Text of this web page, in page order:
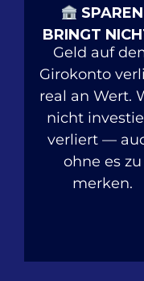
SPAREN
BRINGT
Geld auf
Girokonto
real an Wert.
nicht
verliert —
ohne es zu
merken.